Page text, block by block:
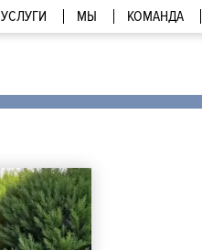
УСЛУГИ МЫ КОМАНДА